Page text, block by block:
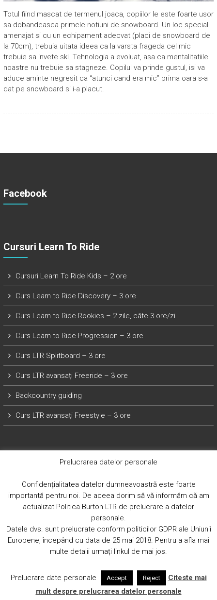
Totul fiind mascat de termenul joaca, copiilor le este foarte usor
sa dobandeasca primele notiuni de snowboard. Un loc special
amenajat si cu un echipament adecvat (placi de snowboard de
la 70cm), trebuia uitata ideea ca la varsta frageda cel mic
trebuie sa invete ski. Tehnologia a evoluat, asa ca mentalitatiile
noastre nu trebuie sa stagneze. Copilul va prinde gustul, isi va
aduce aminte negresit ca “atunci cand era mic” prima oara s-a
dat pe snowboard si i-a placut.
Facebook
Cursuri Learn To Ride
Cursuri Learn To Ride Kids – 2 ore
Curs Learn to Ride Discovery – 3 ore
Curs Learn to Ride Rookies – 2 zile, câte 3 ore/zi
Curs Learn to Ride Progression – 3 ore
Curs LTR Splitboard – 3 ore
Curs LTR avansați Freeride – 3 ore
Backcountry guiding
Curs LTR avansați Freestyle – 3 ore
Copyright © 2026Burton LTR Snowboard School Burton LTR
Romania by Boarder’s Shop. Toate drepturile rezervate.
Prelucrarea datelor personale
Confidențialitatea datelor dumneavoastră este foarte
importantă pentru noi. De aceea dorim să vă informăm că am
actualizat Politica Burton LTR de prelucrare a datelor
personale.
Datele dvs. sunt prelucrate conform politicilor GDPR ale Uniunii
Europene, începând cu data de 25 mai 2018. Pentru a afla mai
multe detalii urmați linkul de mai jos.
Prelucrare date personale Accept Reject
Citeste mai
mult despre prelucrarea datelor personale